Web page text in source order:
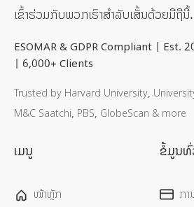
ເຂົ້າຮ່ວມກັບພວກເຮົາສໍາລັບເສັ້ນດ້ວຍມືຖືນີ້.
ESOMAR & GDPR Compliant | Est.
| 6,000+ Clients
Trusted by Harvard University,
M&C Saatchi, PBS, GlobeScan & more
ເມນູ
ໜ້າຫຼັກ
ຂໍ້ມູນທົ່
ກ